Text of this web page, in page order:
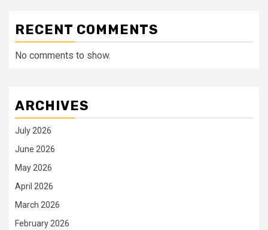
RECENT COMMENTS
No comments to show.
ARCHIVES
July 2026
June 2026
May 2026
April 2026
March 2026
February 2026